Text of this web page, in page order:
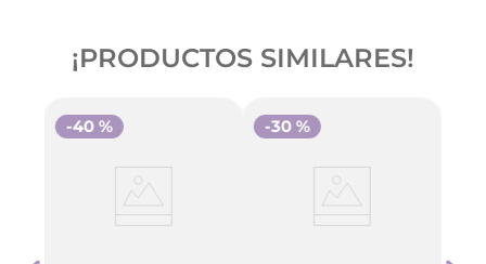
¡PRODUCTOS SIMILARES!
-40 % -30 %